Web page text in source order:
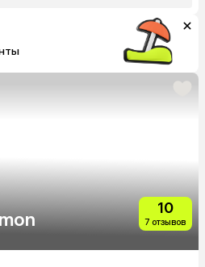
10
7 отзывов